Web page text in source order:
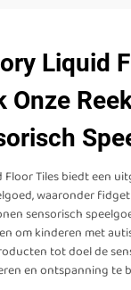
Liquid
Onze
Floor Tiles biedt een
waaronder
sensorisch
om kinderen met
tot doel de
en ontspanning te